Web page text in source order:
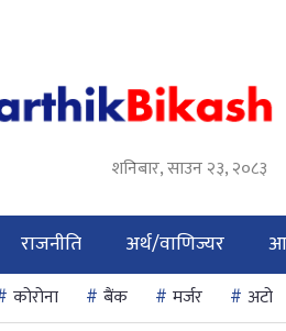
शनिबार, साउन २३, २०८३
राजनीति अर्थ/वाणिज्यर
कोरोना बैंक मर्जर अटो